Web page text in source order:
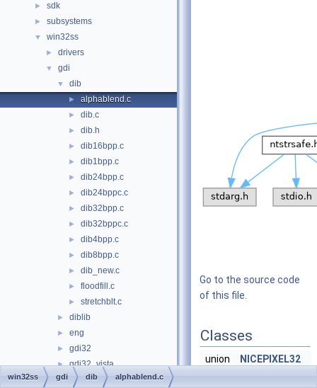
► sdk
► subsystems
▼ win32ss
► drivers
▼ gdi
▼ dib
► alphablend.c
► dib.c
► dib.h
► dib16bpp.c
► dib1bpp.c
► dib24bpp.c
► dib24bppc.c
► dib32bpp.c
► dib32bppc.c
► dib4bpp.c
► dib8bpp.c
► dib_new.c
► floodfill.c
► stretchblt.c
► diblib
► eng
► gdi32
► gdi32_vista
► ntgdi
Go to the source code
of this file.
Classes
union NICEPIXEL32
win32ss gdi dib alphablend.c